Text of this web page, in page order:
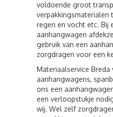
voldoende groot
verpakkingsmaterialen
regen en vocht etc. Bij
aanhangwagen
gebruik van een
zorgdragen voor een
Materiaalservice
aanhangwagens,
ons een
een verloopstukje
wij. Wel zelf